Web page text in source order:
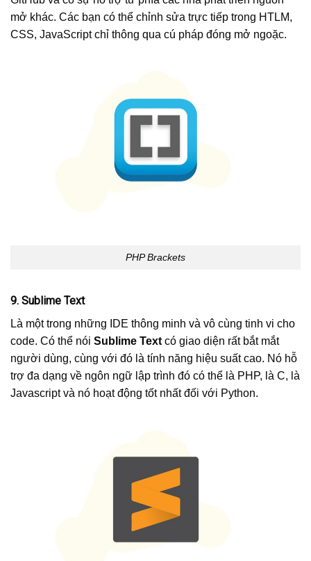
mở khác. Các bạn có thể chỉnh sửa trực tiếp trong HTLM,
CSS, JavaScript chỉ thông qua cú pháp đóng mở ngoặc.
PHP Brackets
9. Sublime Text
Là một trong những IDE thông minh và vô cùng tinh vi cho
code. Có thể nói Sublime Text có giao diện rất bắt mắt
người dùng, cùng với đó là tính năng hiệu suất cao. Nó hỗ
trợ đa dạng về ngôn ngữ lập trình đó có thể là PHP, là C, là
Javascript và nó hoạt động tốt nhất đối với Python.